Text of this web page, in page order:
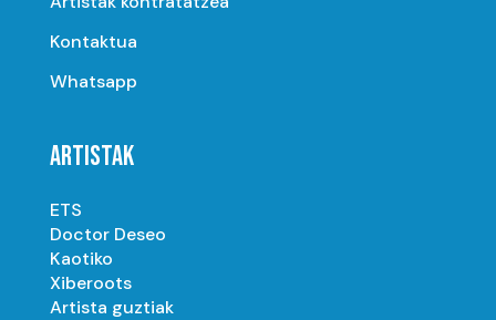
Kontaktua
Whatsapp
ARTISTAK
ETS
Doctor Deseo
Kaotiko
Xiberoots
Artista guztiak